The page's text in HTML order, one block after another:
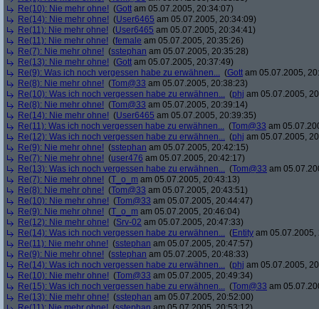
Re(10): Nie mehr ohne! (Gott am 05.07.2005, 20:34:07)
Re(14): Nie mehr ohne! (User6465 am 05.07.2005, 20:34:09)
Re(11): Nie mehr ohne! (User6465 am 05.07.2005, 20:34:41)
Re(11): Nie mehr ohne! (female am 05.07.2005, 20:35:26)
Re(7): Nie mehr ohne! (sstephan am 05.07.2005, 20:35:28)
Re(13): Nie mehr ohne! (Gott am 05.07.2005, 20:37:49)
Re(9): Was ich noch vergessen habe zu erwähnen... (Gott am 05.07.2005,
Re(8): Nie mehr ohne! (Tom@33 am 05.07.2005, 20:38:23)
Re(10): Was ich noch vergessen habe zu erwähnen... (phj am 05.07.2005,
Re(8): Nie mehr ohne! (Tom@33 am 05.07.2005, 20:39:14)
Re(14): Nie mehr ohne! (User6465 am 05.07.2005, 20:39:35)
Re(11): Was ich noch vergessen habe zu erwähnen... (Tom@33 am
Re(12): Was ich noch vergessen habe zu erwähnen... (phj am 05.07.2005,
Re(9): Nie mehr ohne! (sstephan am 05.07.2005, 20:42:15)
Re(7): Nie mehr ohne! (user476 am 05.07.2005, 20:42:17)
Re(13): Was ich noch vergessen habe zu erwähnen... (Tom@33 am
Re(7): Nie mehr ohne! (T_o_m am 05.07.2005, 20:43:13)
Re(8): Nie mehr ohne! (Tom@33 am 05.07.2005, 20:43:51)
Re(10): Nie mehr ohne! (Tom@33 am 05.07.2005, 20:44:47)
Re(9): Nie mehr ohne! (T_o_m am 05.07.2005, 20:46:04)
Re(12): Nie mehr ohne! (Srv-02 am 05.07.2005, 20:47:33)
Re(14): Was ich noch vergessen habe zu erwähnen... (Entity am 05.07.2005,
Re(11): Nie mehr ohne! (sstephan am 05.07.2005, 20:47:57)
Re(9): Nie mehr ohne! (sstephan am 05.07.2005, 20:48:33)
Re(14): Was ich noch vergessen habe zu erwähnen... (phj am 05.07.2005,
Re(10): Nie mehr ohne! (Tom@33 am 05.07.2005, 20:49:34)
Re(15): Was ich noch vergessen habe zu erwähnen... (Tom@33 am
Re(13): Nie mehr ohne! (sstephan am 05.07.2005, 20:52:00)